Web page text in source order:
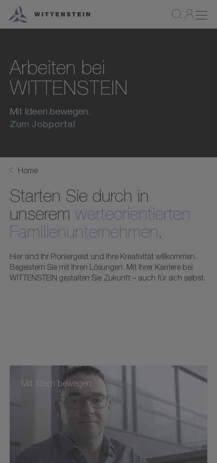
Arbeiten bei
WITTENSTEIN
Mit Ideen bewegen.
Zum Jobportal
Home
Starten Sie durch in
unserem werteorientierten
Familienunternehmen.
Hier sind Ihr Pioniergeist und Ihre Kreativität willkommen.
Begeistern Sie mit Ihren Lösungen. Mit Ihrer Karriere bei
WITTENSTEIN gestalten Sie Zukunft – auch für sich selbst.
Mit Ideen bewegen.